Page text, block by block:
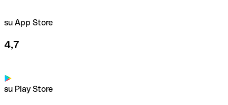
su App Store
4,7
su Play Store